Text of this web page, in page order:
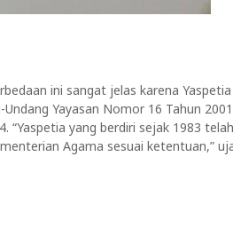
ini sangat jelas karena
Undang Yayasan Nomor 16 Tahun
“Yaspetia yang berdiri sejak 1983
Agama sesuai ketentuan,”